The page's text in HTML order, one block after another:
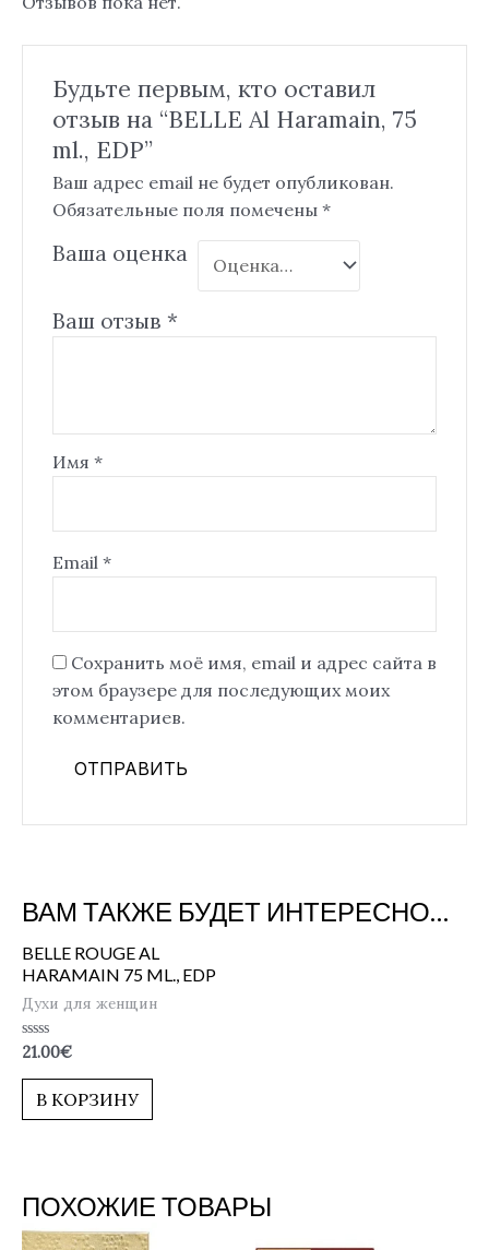
Будьте первым, кто оставил
отзыв на “BELLE Al Haramain, 75
ml., EDP”
Ваш адрес email не будет опубликован.
Обязательные поля помечены *
Ваша оценка
Ваш отзыв *
Имя *
Email *
Сохранить моё имя, email и адрес сайта в
этом браузере для последующих моих
комментариев.
ВАМ ТАКЖЕ БУДЕТ ИНТЕРЕСНО…
BELLE ROUGE AL
HARAMAIN 75 ML., EDP
Духи для женщин
Оценка
из
21.00€
В КОРЗИНУ
ПОХОЖИЕ ТОВАРЫ